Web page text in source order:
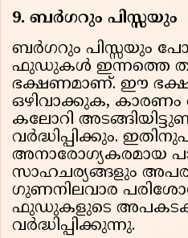
9. ബര്‍ഗറും പിസ്സയും
ബര്‍ഗറും പിസ്സയും
ഫുഡുകള്‍ ഇന്നത്തെ
ഭക്ഷണമാണ്. ഈ
ഒഴിവാക്കുക,
കലോറി
വര്‍ദ്ധിപ്പിക്കും.
അനാരോഗ്യകരമായ
സാഹചര്യങ്ങളും
ഗുണനിലവാര
ഫുഡുകളുടെ
വര്‍ദ്ധിപ്പിക്കുന്നു.